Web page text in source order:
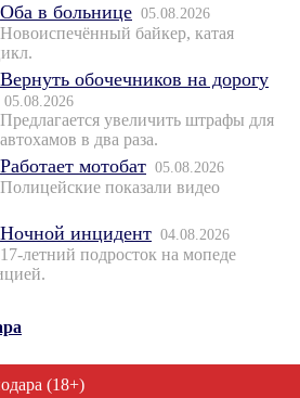
Оба в больнице 05.08.2026
Новоиспечённый байкер, катая
Вернуть обочечников на дорогу
05.08.2026
Предлагается увеличить штрафы для
автохамов в два раза.
Работает мотобат 05.08.2026
Полицейские показали видео
Ночной инцидент 04.08.2026
17-летний подросток на мопеде
(18+)